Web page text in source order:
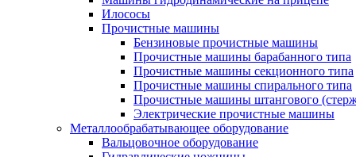
Илососы
Прочистные машины
Бензиновые прочистные машины
Прочистные машины барабанного типа
Прочистные машины секционного типа
Прочистные машины спирального типа
Прочистные машины штангового
Электрические прочистные машины
Металлообрабатывающее оборудование
Вальцовочное оборудование